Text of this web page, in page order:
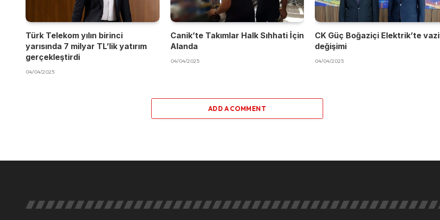
Türk Telekom yılın birinci
yarısında 7 milyar TL’lik yatırım
gerçekleştirdi
04/04/2025
Canik’te Takımlar Halk Sıhhati İçin
Alanda
04/04/2025
CK Güç Boğaziçi Elektrik’te
değişimi
04/04/2025
ADD A COMMENT